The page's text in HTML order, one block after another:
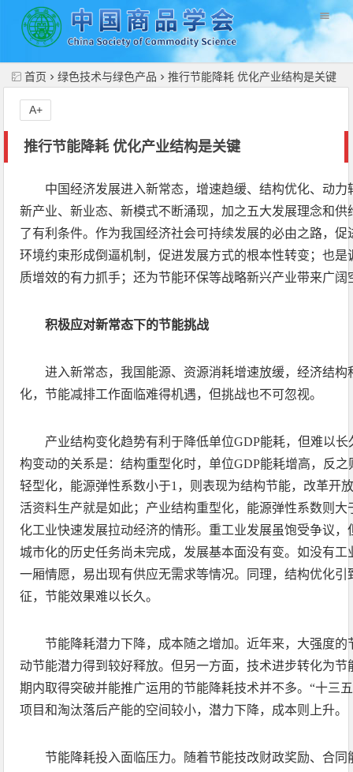
首页 绿色技术与绿色产品 推行节能降耗 优化产业结构是关键
推行节能降耗 优化产业结构是关键
A+
中国经济发展进入新常态，增速趋缓、结构优化、动
新产业、新业态、新模式不断涌现，加之五大发展理念和
了有利条件。作为我国经济社会可持续发展的必由之路，
环境约束形成倒逼机制，促进发展方式的根本性转变；也
质增效的有力抓手；还为节能环保等战略新兴产业带来广阔
积极应对新常态下的节能挑战
进入新常态，我国能源、资源消耗增速放缓，经济结
化，节能减排工作面临难得机遇，但挑战也不可忽视。
产业结构变化趋势有利于降低单位GDP能耗，但难以
构变动的关系是：结构重型化时，单位GDP能耗增高，反
轻型化，能源弹性系数小于1，则表现为结构节能，改革开
活资料生产就是如此；产业结构重型化，能源弹性系数则
化工业快速发展拉动经济的情形。重工业发展虽饱受争议
城市化的历史任务尚未完成，发展基本面没有变。如没有
一厢情愿，易出现有供应无需求等情况。同理，结构优化
征，节能效果难以长久。
节能降耗潜力下降，成本随之增加。近年来，大强度
动节能潜力得到较好释放。但另一方面，技术进步转化为
期内取得突破并能推广运用的节能降耗技术并不多。“十三
项目和淘汰落后产能的空间较小，潜力下降，成本则上升。
节能降耗投入面临压力。随着节能技改财政奖励、合